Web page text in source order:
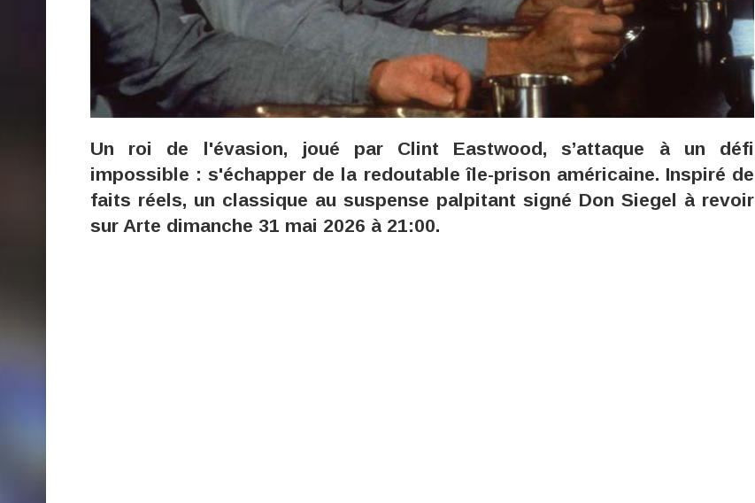
Un roi de l'évasion, joué par Clint Eastwood, s’attaque à un défi
impossible : s'échapper de la redoutable île-prison américaine. Inspiré de
faits réels, un classique au suspense palpitant signé Don Siegel à revoir
sur Arte dimanche 31 mai 2026 à 21:00.